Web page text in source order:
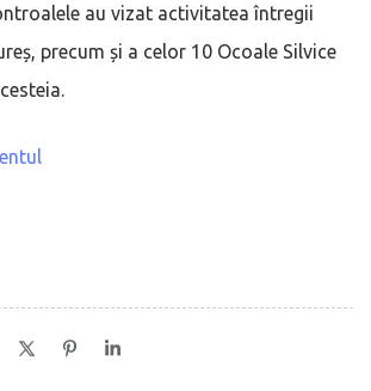
au vizat activitatea întregii
precum și a celor 10 Ocoale Silvice